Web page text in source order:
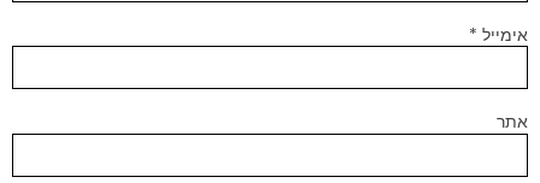
אימייל *
אתר